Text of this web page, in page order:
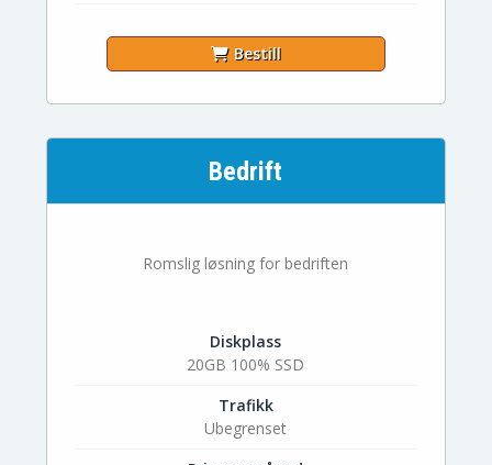
Bestill
Bedrift
Romslig løsning for bedriften
Diskplass
20GB 100% SSD
Trafikk
Ubegrenset